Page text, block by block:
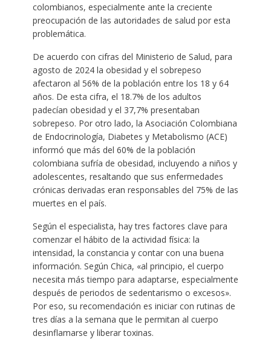
colombianos, especialmente ante la creciente
preocupación de las autoridades de salud por esta
problemática.
De acuerdo con cifras del Ministerio de Salud, para
agosto de 2024 la obesidad y el sobrepeso
afectaron al 56% de la población entre los 18 y 64
años. De esta cifra, el 18.7% de los adultos
padecían obesidad y el 37,7% presentaban
sobrepeso. Por otro lado, la Asociación Colombiana
de Endocrinología, Diabetes y Metabolismo (ACE)
informó que más del 60% de la población
colombiana sufría de obesidad, incluyendo a niños y
adolescentes, resaltando que sus enfermedades
crónicas derivadas eran responsables del 75% de las
muertes en el país.
Según el especialista, hay tres factores clave para
comenzar el hábito de la actividad física: la
intensidad, la constancia y contar con una buena
información. Según Chica, «al principio, el cuerpo
necesita más tiempo para adaptarse, especialmente
después de periodos de sedentarismo o excesos».
Por eso, su recomendación es iniciar con rutinas de
tres días a la semana que le permitan al cuerpo
desinflamarse y liberar toxinas.